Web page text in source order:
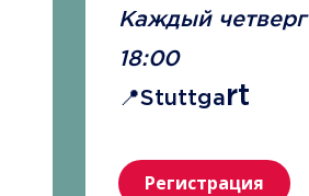
Каждый четверг
18:00
📍Stuttgart
Регистрация